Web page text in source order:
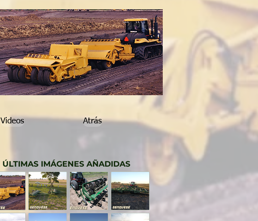
Videos Atrás
ÚLTIMAS IMÁGENES AÑADIDAS